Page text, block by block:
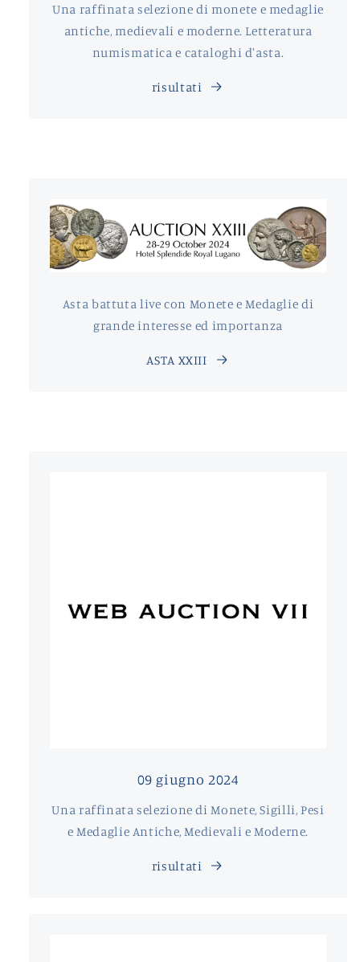
Una raffinata selezione di monete e medaglie
antiche, medievali e moderne. Letteratura
numismatica e cataloghi d'asta.
risultati
Asta battuta live con Monete e Medaglie di
grande interesse ed importanza
ASTA XXIII
09 giugno 2024
Una raffinata selezione di Monete, Sigilli, Pesi
e Medaglie Antiche, Medievali e Moderne.
risultati